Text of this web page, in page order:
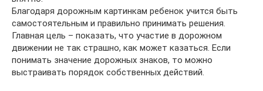
Благодаря дорожным картинкам ребенок учится быть
самостоятельным и правильно принимать решения.
Главная цель – показать, что участие в дорожном
движении не так страшно, как может казаться. Если
понимать значение дорожных знаков, то можно
выстраивать порядок собственных действий.